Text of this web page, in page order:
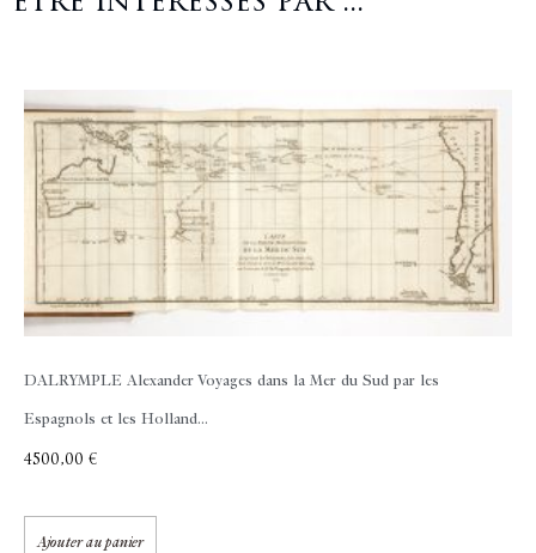
DALRYMPLE Alexander Voyages dans la Mer du Sud par les
Espagnols et les Holland...
4500,00 €
Ajouter au panier